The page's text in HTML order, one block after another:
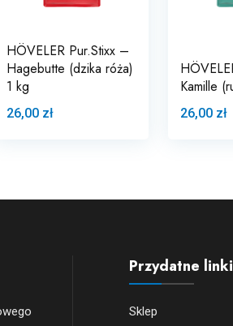
HÖVELER Pur.Stixx –
Hagebutte (dzika róża)
1 kg
26,00 zł
Kamille
26,00 zł
Przydatne linki
Sklep